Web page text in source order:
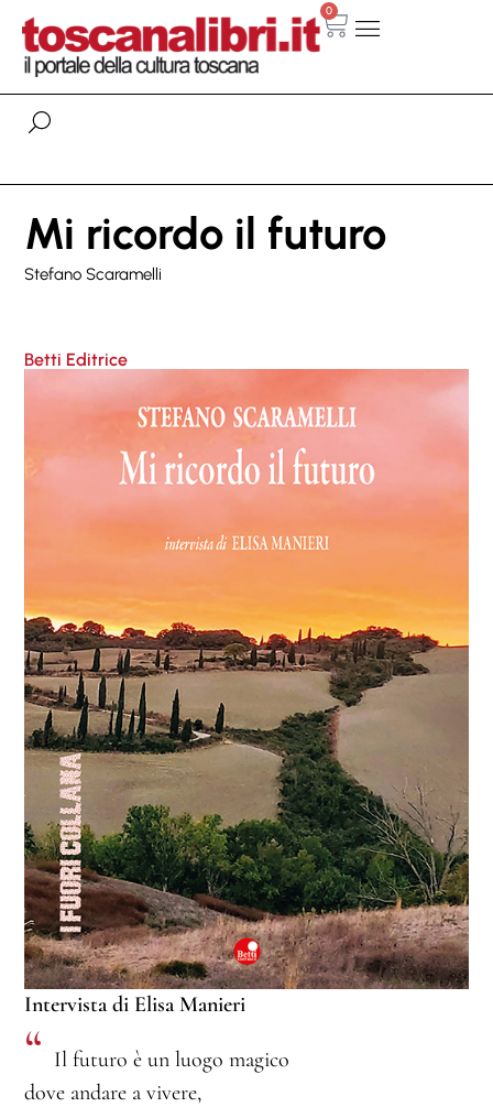
0
Mi ricordo il futuro
Stefano Scaramelli
Betti Editrice
Intervista di Elisa Manieri
“ Il futuro è un luogo magico
dove andare a vivere,